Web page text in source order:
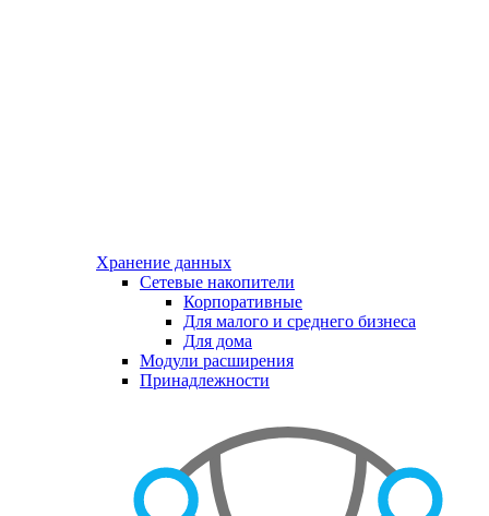
Хранение данных
Сетевые накопители
Корпоративные
Для малого и среднего бизнеса
Для дома
Модули расширения
Принадлежности